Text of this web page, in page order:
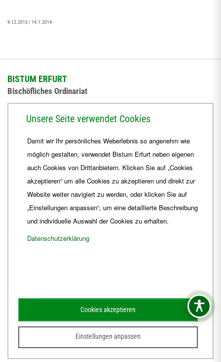
9.12.2013 / 14.1.2014
BISTUM ERFURT
Bischöfliches Ordinariat
+49 361 6572-444
ordinariat Bistum-Erfurt.de
Schematismus Amtsblatt
© 2026Webdesign für Jena von der DATA HORIZON Digitalagentur
Unsere Seite verwendet Cookies
Damit wir Ihr persönliches Weberlebnis so angenehm wie
möglich gestalten, verwendet Bistum Erfurt neben eigenen
auch Cookies von Drittanbietern. Klicken Sie auf „Cookies
akzeptieren“ um alle Cookies zu akzeptieren und direkt zur
Website weiter navigiert zu werden, oder klicken Sie auf
„Einstellungen anpassen“, um eine detaillierte Beschreibung
und individuelle Auswahl der Cookies zu erhalten.
Datenschutzerklärung
Einstellungen anpassen
Cookies akzeptieren